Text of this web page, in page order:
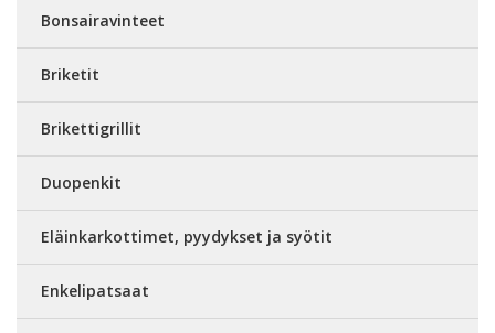
Bonsairavinteet
Briketit
Brikettigrillit
Duopenkit
Eläinkarkottimet, pyydykset ja syötit
Enkelipatsaat